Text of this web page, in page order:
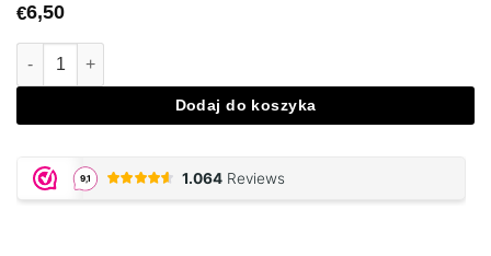
€6,50
Ilość Vegetarian Caps - Size 0
Dodaj do koszyka